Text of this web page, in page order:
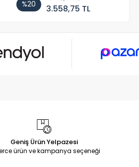
%20 3.558,75 TL
Geniş Ürün Yelpazesi
ürün ve kampanya seçeneği